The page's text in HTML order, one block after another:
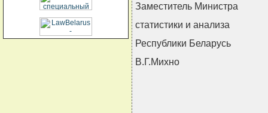
Заместитель Министра
статистики и анализа
Республики Беларусь
В.Г.Михно